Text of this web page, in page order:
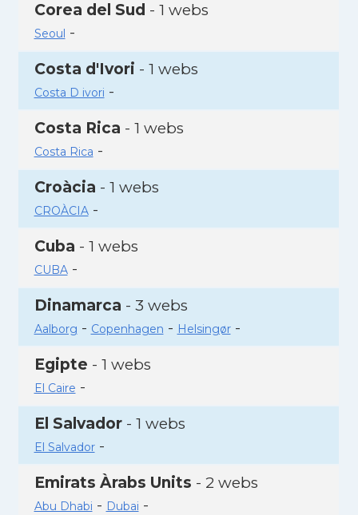
Corea del Sud - 1 webs
Seoul -
Costa d'Ivori - 1 webs
Costa D ivori -
Costa Rica - 1 webs
Costa Rica -
Croàcia - 1 webs
CROÀCIA-
Cuba - 1 webs
CUBA-
Dinamarca - 3 webs
Aalborg - Copenhagen - Helsingør-
Egipte - 1 webs
El Caire -
El Salvador- 1 webs
El Salvador-
Emirats Àrabs Units - 2 webs
Abu Dhabi - Dubai -